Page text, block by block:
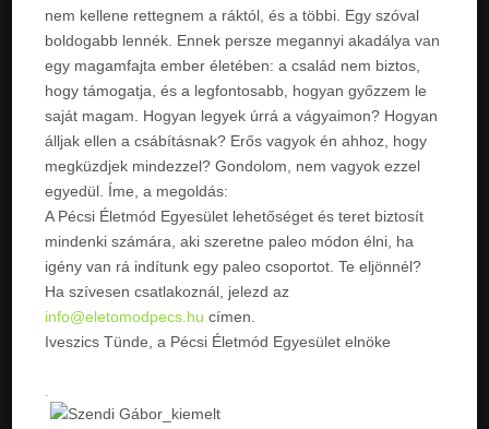
nem kellene rettegnem a ráktól, és a többi. Egy szóval
boldogabb lennék. Ennek persze megannyi akadálya van
egy magamfajta ember életében: a család nem biztos,
hogy támogatja, és a legfontosabb, hogyan győzzem le
saját magam. Hogyan legyek úrrá a vágyaimon? Hogyan
álljak ellen a csábításnak? Erős vagyok én ahhoz, hogy
megküzdjek mindezzel? Gondolom, nem vagyok ezzel
egyedül. Íme, a megoldás:
A Pécsi Életmód Egyesület lehetőséget és teret biztosít
mindenki számára, aki szeretne paleo módon élni, ha
igény van rá indítunk egy paleo csoportot. Te eljönnél?
Ha szívesen csatlakoznál, jelezd az
info@eletomodpecs.hu címen.
Iveszics Tünde, a Pécsi Életmód Egyesület elnöke